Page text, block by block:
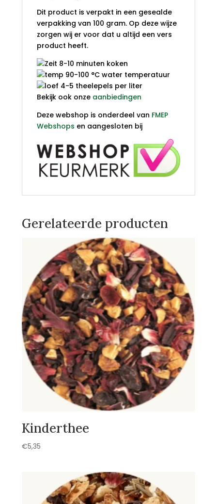
Dit product is verpakt in een gesealde
verpakking van 100 gram. Op deze wijze
zorgen wij er voor dat u altijd een vers
product heeft.
8-10 minuten koken
90-100 °C water temperatuur
4-5 theelepels per liter
Bekijk ook onze aanbiedingen
Deze webshop is onderdeel van FMEP
Webshops en aangesloten bij
Gerelateerde producten
Kinderthee
€5,35